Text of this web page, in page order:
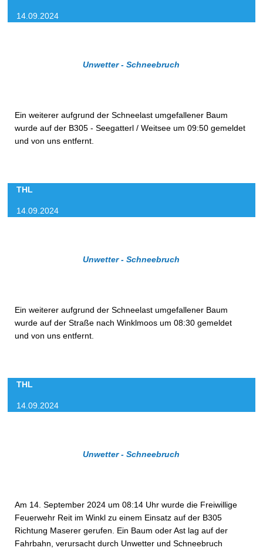
14.09.2024
Unwetter - Schneebruch
Ein weiterer aufgrund der Schneelast umgefallener Baum
wurde auf der B305 - Seegatterl / Weitsee um 09:50 gemeldet
und von uns entfernt.
THL
14.09.2024
Unwetter - Schneebruch
Ein weiterer aufgrund der Schneelast umgefallener Baum
wurde auf der Straße nach Winklmoos um 08:30 gemeldet
und von uns entfernt.
THL
14.09.2024
Unwetter - Schneebruch
Am 14. September 2024 um 08:14 Uhr wurde die Freiwillige
Feuerwehr Reit im Winkl zu einem Einsatz auf der B305
Richtung Maserer gerufen. Ein Baum oder Ast lag auf der
Fahrbahn, verursacht durch Unwetter und Schneebruch